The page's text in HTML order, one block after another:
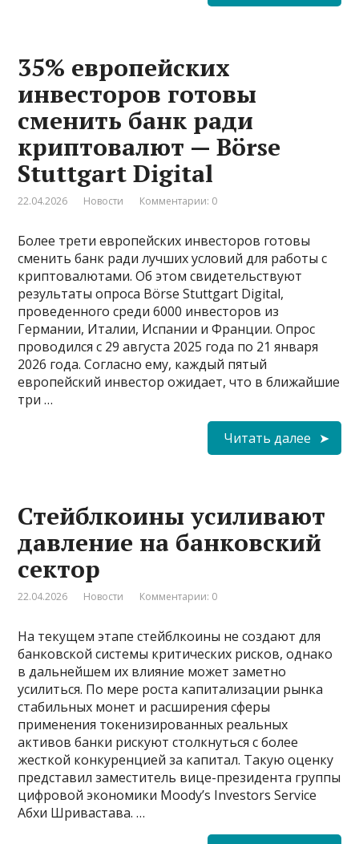
35% европейских
инвесторов готовы
сменить банк ради
криптовалют — Börse
Stuttgart Digital
22.04.2026 Новости Комментарии: 0
Более трети европейских инвесторов готовы
сменить банк ради лучших условий для работы с
криптовалютами. Об этом свидетельствуют
результаты опроса Börse Stuttgart Digital,
проведенного среди 6000 инвесторов из
Германии, Италии, Испании и Франции. Опрос
проводился с 29 августа 2025 года по 21 января
2026 года. Согласно ему, каждый пятый
европейский инвестор ожидает, что в ближайшие
три …
Читать далее
Стейблкоины усиливают
давление на банковский
сектор
22.04.2026 Новости Комментарии: 0
На текущем этапе стейблкоины не создают для
банковской системы критических рисков, однако
в дальнейшем их влияние может заметно
усилиться. По мере роста капитализации рынка
стабильных монет и расширения сферы
применения токенизированных реальных
активов банки рискуют столкнуться с более
жесткой конкуренцией за капитал. Такую оценку
представил заместитель вице-президента группы
цифровой экономики Moody’s Investors Service
Абхи Шривастава. …